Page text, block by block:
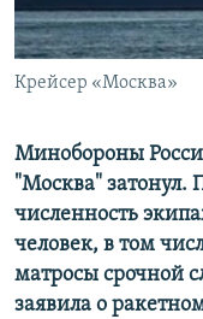
Все сайты RFE/
Крейсер «Москва»
Минобороны
"Москва"
численность
человек, в том
матросы срочной
заявила о